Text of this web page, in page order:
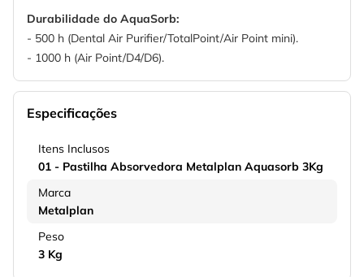
Durabilidade do AquaSorb:
- 500 h (Dental Air Purifier/TotalPoint/Air Point mini).
- 1000 h (Air Point/D4/D6).
Especificações
Itens Inclusos
01 - Pastilha Absorvedora Metalplan Aquasorb 3Kg
Marca
Metalplan
Peso
3 Kg